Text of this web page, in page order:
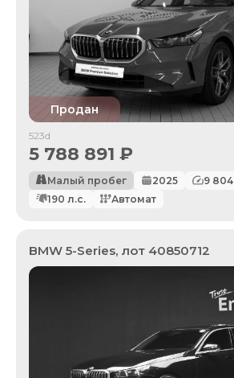
Продан
523d
5 788 891 ₽
Малый пробег 2025 9 804
190 л.с. Автомат
BMW 5-Series, лот 40850712